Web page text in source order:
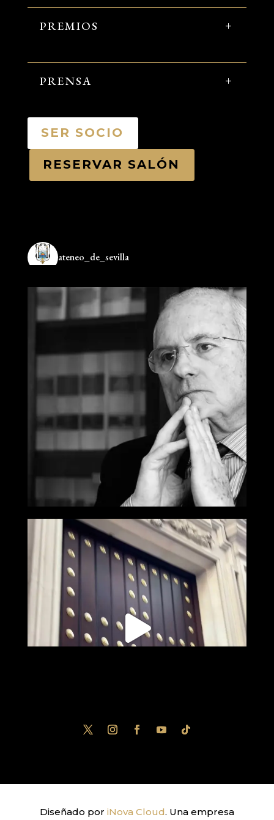
PREMIOS
PRENSA
SER SOCIO
RESERVAR SALÓN
ateneo_de_sevilla
Diseñado por iNova Cloud. Una empresa